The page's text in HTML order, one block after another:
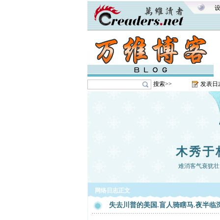
搜索>> 发表日
木秀于
难消客气衰犹
网络日志正文
失去川普的美国.盲人骑瞎马.夜半临